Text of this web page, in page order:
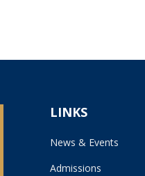
LINKS
News & Events
Admissions